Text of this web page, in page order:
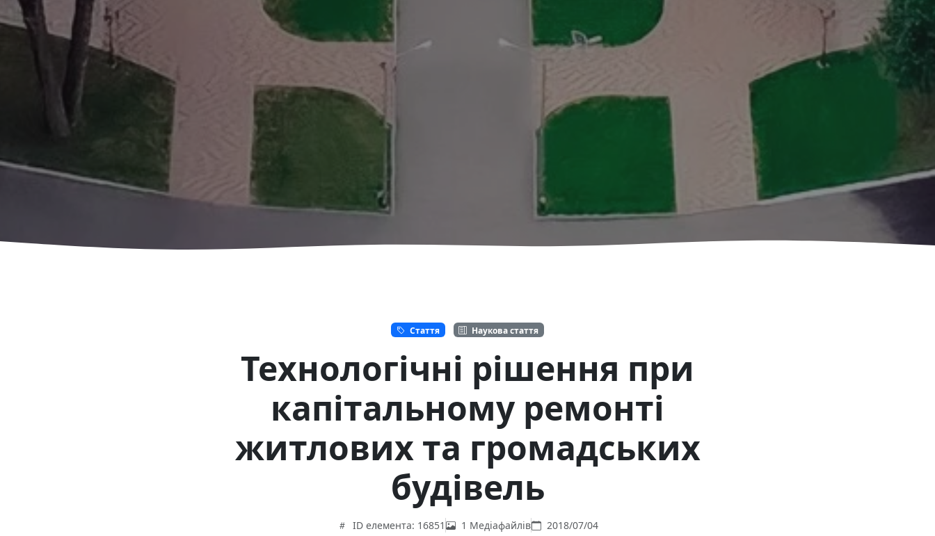
Стаття Наукова стаття
Технологічні рішення при
капітальному ремонті
житлових та громадських
будівель
ID елемента: 16851 1 Медіафайлів 2018/07/04